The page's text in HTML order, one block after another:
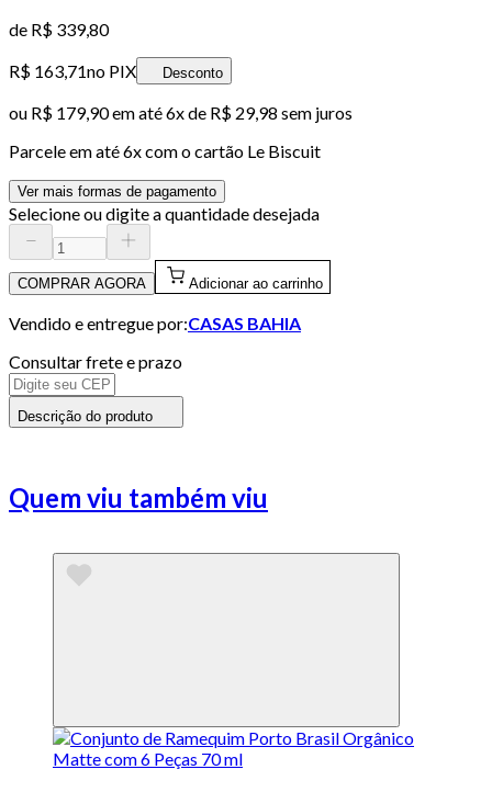
de R$ 339,80
R$ 163,71no PIX Desconto
ou R$ 179,90em até6x de R$ 29,98 sem juros
Parcele em até6x com o cartão Le Biscuit
Ver mais formas de pagamento
Selecione ou digite a quantidade desejada
COMPRAR AGORA Adicionar ao carrinho
Vendido e entregue por:CASAS BAHIA
Consultar frete e prazo
Descrição do produto
Quem viu também viu